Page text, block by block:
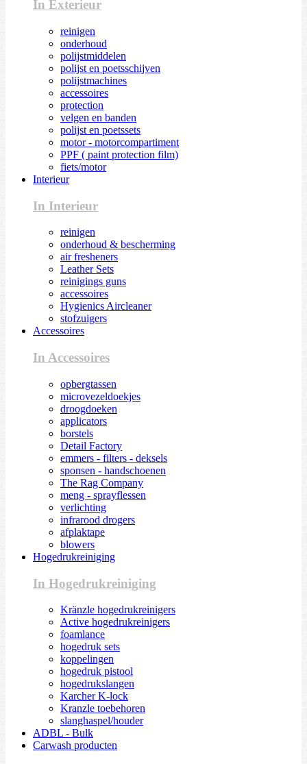
In Exterieur
reinigen
onderhoud
polijstmiddelen
polijst en poetsschijven
polijstmachines
accessoires
protection
velgen en banden
polijst en poetssets
motor - motorcompartiment
PPF ( paint protection film)
fiets/motor
Interieur
In Interieur
reinigen
onderhoud & bescherming
air fresheners
Leather Sets
reinigings guns
accessoires
Hygienics Aircleaner
stofzuigers
Accessoires
In Accessoires
opbergtassen
microvezeldoekjes
droogdoeken
applicators
borstels
Detail Factory
emmers - filters - deksels
sponsen - handschoenen
The Rag Company
meng - sprayflessen
verlichting
infrarood drogers
afplaktape
blowers
Hogedrukreiniging
In Hogedrukreiniging
Kränzle hogedrukreinigers
Active hogedrukreinigers
foamlance
hogedruk sets
koppelingen
hogedruk pistool
hogedrukslangen
Karcher K-lock
Kranzle toebehoren
slanghaspel/houder
ADBL - Bulk
Carwash producten